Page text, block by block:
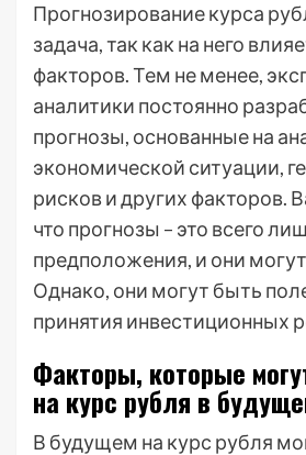
Прогнозирование курса
задача, так как на него
факторов. Тем не менее,
аналитики постоянно
прогнозы, основанные на
экономической ситуации,
рисков и других факторов.
что прогнозы – это всего
предположения, и они
Однако, они могут быть
принятия инвестиционных
Факторы, которые
на курс рубля в
В будущем на курс рубля